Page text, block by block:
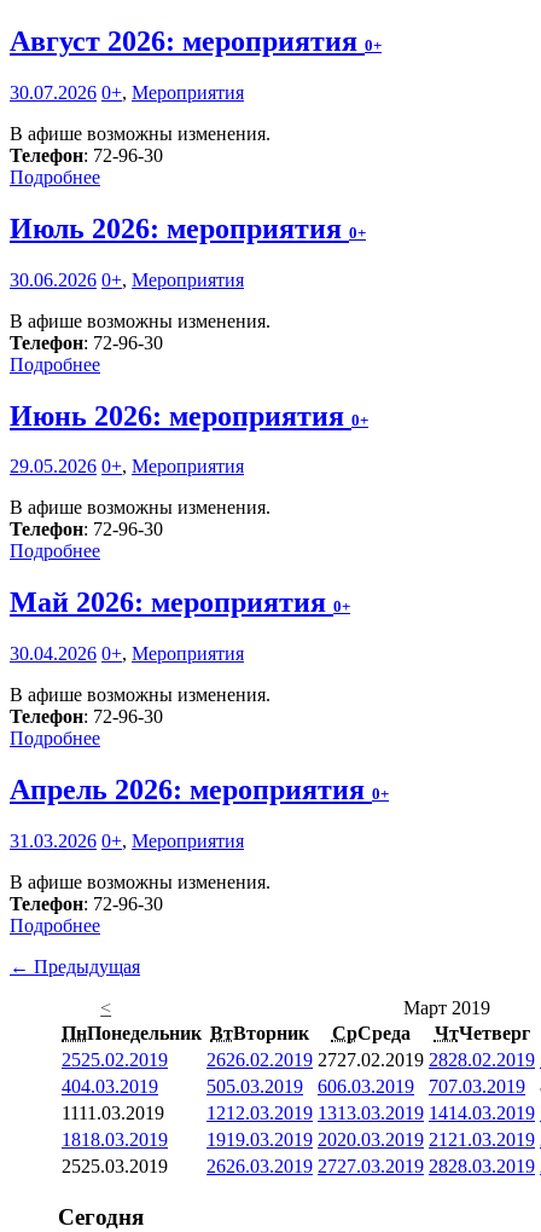
Август 2026: мероприятия 0+
30.07.2026 0+, Мероприятия
В афише возможны изменения.
Телефон: 72-96-30
Подробнее
Июль 2026: мероприятия 0+
30.06.2026 0+, Мероприятия
В афише возможны изменения.
Телефон: 72-96-30
Подробнее
Июнь 2026: мероприятия 0+
29.05.2026 0+, Мероприятия
В афише возможны изменения.
Телефон: 72-96-30
Подробнее
Май 2026: мероприятия 0+
30.04.2026 0+, Мероприятия
В афише возможны изменения.
Телефон: 72-96-30
Подробнее
Апрель 2026: мероприятия 0+
31.03.2026 0+, Мероприятия
В афише возможны изменения.
Телефон: 72-96-30
Подробнее
← Предыдущая
<
Март 2019
ПнПонедельник ВтВторник СрСреда ЧтЧетверг
2525.02.2019 2626.02.2019 2727.02.2019 2828.02.2019
404.03.2019 505.03.2019 606.03.2019 707.03.2019
1111.03.2019 1212.03.2019 1313.03.2019 1414.03.2019
1818.03.2019 1919.03.2019 2020.03.2019 21 21.03.2019
2525.03.2019 2626.03.2019 2727.03.2019 2828.03.2019
Сегодня